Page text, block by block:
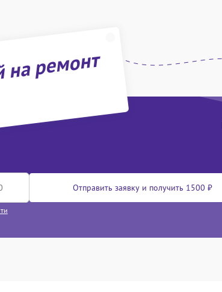
ремонт
Отправить заявку и получить 1500 ₽